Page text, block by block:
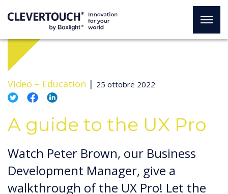
Video – Education | 25 ottobre 2022
A guide to the UX Pro
Watch Peter Brown, our Business
Development Manager, give a
walkthrough of the UX Pro! Let the